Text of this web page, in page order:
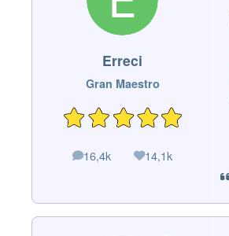
Erreci
Gran Maestro
16,4k
messaggi 14,1k
Reputazione